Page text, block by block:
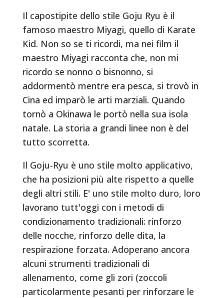
Il capostipite dello stile Goju Ryu è il
famoso maestro Miyagi, quello di Karate
Kid. Non so se ti ricordi, ma nei film il
maestro Miyagi racconta che, non mi
ricordo se nonno o bisnonno, si
addormentò mentre era pesca, si trovò in
Cina ed imparò le arti marziali. Quando
tornò a Okinawa le portò nella sua isola
natale. La storia a grandi linee non è del
tutto scorretta.
Il Goju-Ryu è uno stile molto applicativo,
che ha posizioni più alte rispetto a quelle
degli altri stili. E' uno stile molto duro, loro
lavorano tutt'oggi con i metodi di
condizionamento tradizionali: rinforzo
delle nocche, rinforzo delle dita, la
respirazione forzata. Adoperano ancora
alcuni strumenti tradizionali di
allenamento, come gli zori (zoccoli
particolarmente pesanti per rinforzare le